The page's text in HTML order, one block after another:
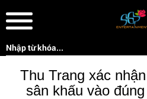
Thu Trang xác
sân khấu vào